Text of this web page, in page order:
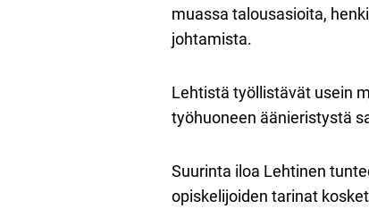
muassa talousasioita,
johtamista.
Lehtistä työllistävät usein
työhuoneen äänieristystä
Suurinta iloa Lehtinen
opiskelijoiden tarinat